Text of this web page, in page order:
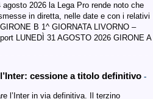
2026 la Lega Pro rende noto che
in diretta, nelle date e con i relativi
B 1^ GIORNATA LIVORNO –
LUNEDÌ 31 AGOSTO 2026 GIRONE A
cessione a titolo definitivo -
l’Inter in via definitiva. Il terzino